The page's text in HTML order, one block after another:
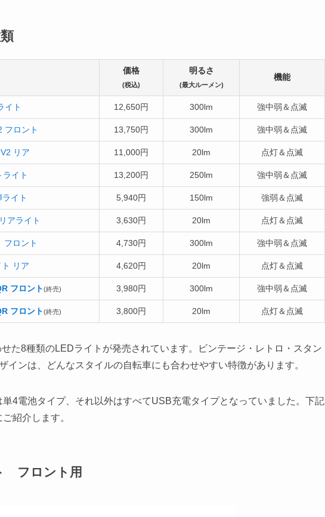
価格
(税込)
明るさ
(最大ルーメン)
機能
イト 12,650円 300lm 強中弱＆点滅
フロント 13,750円 300lm 強中弱＆点滅
リア 11,000円 20lm 点灯＆点滅
イト 13,200円 250lm 強中弱＆点滅
イト 5,940円 150lm 強弱＆点滅
アライト 3,630円 20lm 点灯＆点滅
フロント 4,730円 300lm 強中弱＆点滅
リア 4,620円 20lm 点灯＆点滅
フロント(終売) 3,980円 300lm 強中弱＆点滅
フロント(終売) 3,800円 20lm 点灯＆点滅
た8種類のLEDライトが発売されています。ビンテージ・レトロ・スタン
インは、どんなスタイルの自転車にも合わせやすい特徴があります。
4電池タイプ、それ以外はすべてUSB充電タイプとなっていました。下記
紹介します。
フロント用